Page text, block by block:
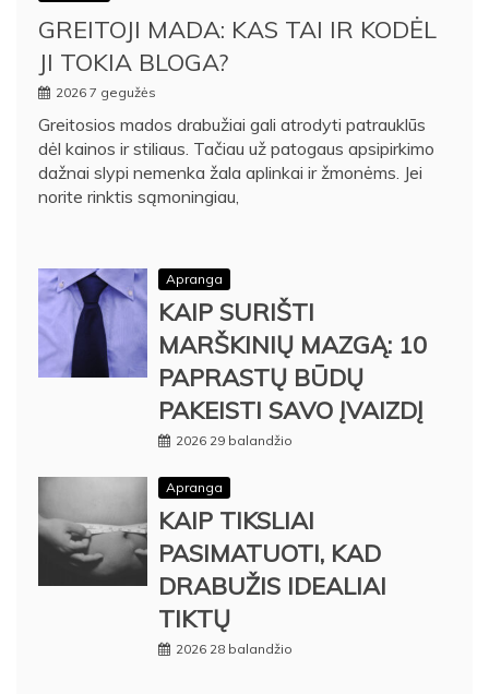
GREITOJI MADA: KAS TAI IR KODĖL
JI TOKIA BLOGA?
2026 7 gegužės
Greitosios mados drabužiai gali atrodyti patrauklūs
dėl kainos ir stiliaus. Tačiau už patogaus apsipirkimo
dažnai slypi nemenka žala aplinkai ir žmonėms. Jei
norite rinktis sąmoningiau,
Apranga
KAIP SURIŠTI
MARŠKINIŲ MAZGĄ: 10
PAPRASTŲ BŪDŲ
PAKEISTI SAVO ĮVAIZDĮ
2026 29 balandžio
Apranga
KAIP TIKSLIAI
PASIMATUOTI, KAD
DRABUŽIS IDEALIAI
TIKTŲ
2026 28 balandžio